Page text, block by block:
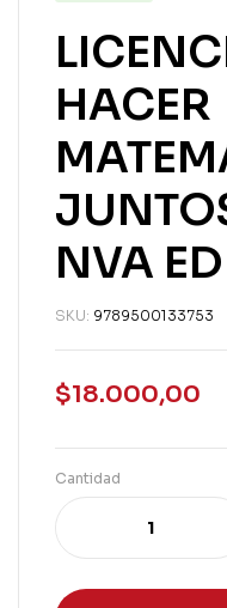
HACER
NVA ED
SKU: 9789500133753
$18.000,00
Cantidad